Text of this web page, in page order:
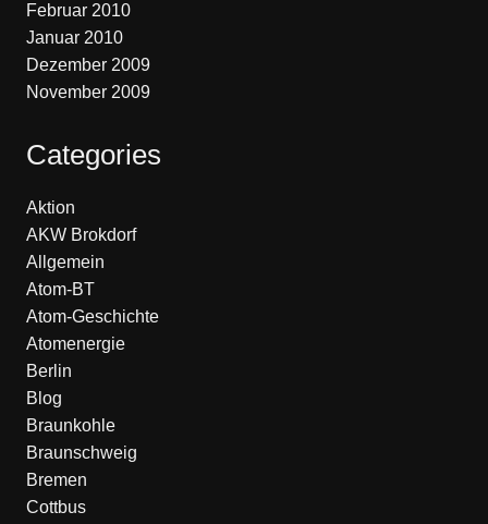
Februar 2010
Januar 2010
Dezember 2009
November 2009
Categories
Aktion
AKW Brokdorf
Allgemein
Atom-BT
Atom-Geschichte
Atomenergie
Berlin
Blog
Braunkohle
Braunschweig
Bremen
Cottbus